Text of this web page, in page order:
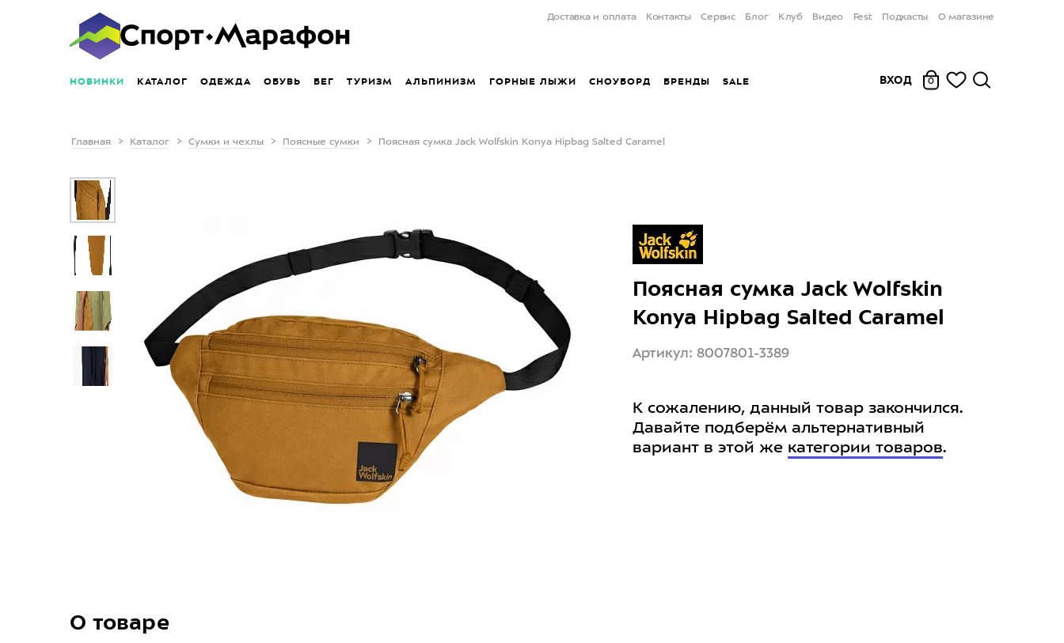
Доставка и оплата Контакты Сервис Блог Клуб Видео Fest Подкасты О магазине
НОВИНКИ КАТАЛОГ ОДЕЖДА ОБУВЬ БЕГ ТУРИЗМ АЛЬПИНИЗМ ГОРНЫЕ ЛЫЖИ СНОУБОРД БРЕНДЫ SALE ВХОД 0
Главная Каталог Сумки и чехлы Поясные сумки Поясная сумка Jack Wolfskin Konya Hipbag Salted Caramel
О товаре
Поясная сумка Jack Wolfskin
Konya Hipbag Salted Caramel
Артикул: 8007801-3389
К сожалению, данный товар закончился.
Давайте подберём альтернативный
вариант в этой же категории товаров.